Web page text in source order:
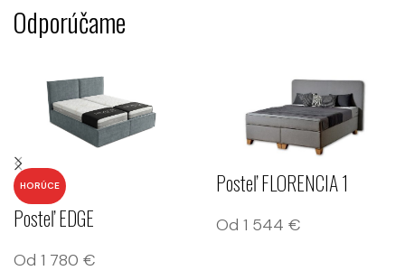
Odporúčame
HORÚCE
Posteľ EDGE
Od 1 780 €
Posteľ FLORENCIA 1
Od 1 544 €